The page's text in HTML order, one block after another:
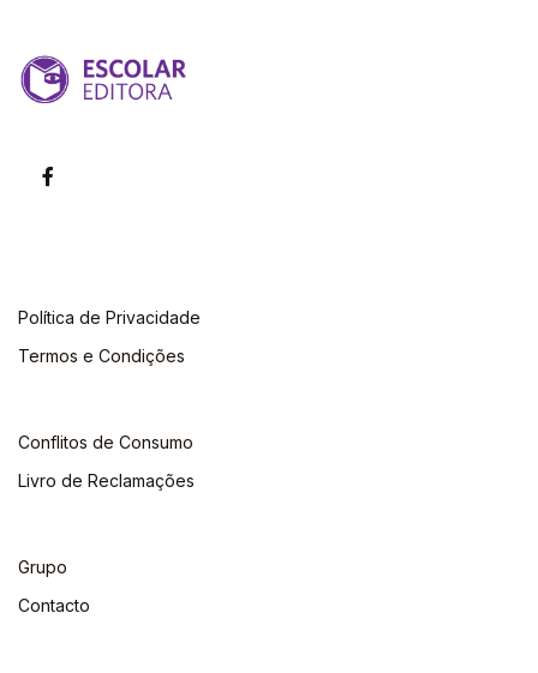
Política de Privacidade
Termos e Condições
Conflitos de Consumo
Livro de Reclamações
Grupo
Contacto